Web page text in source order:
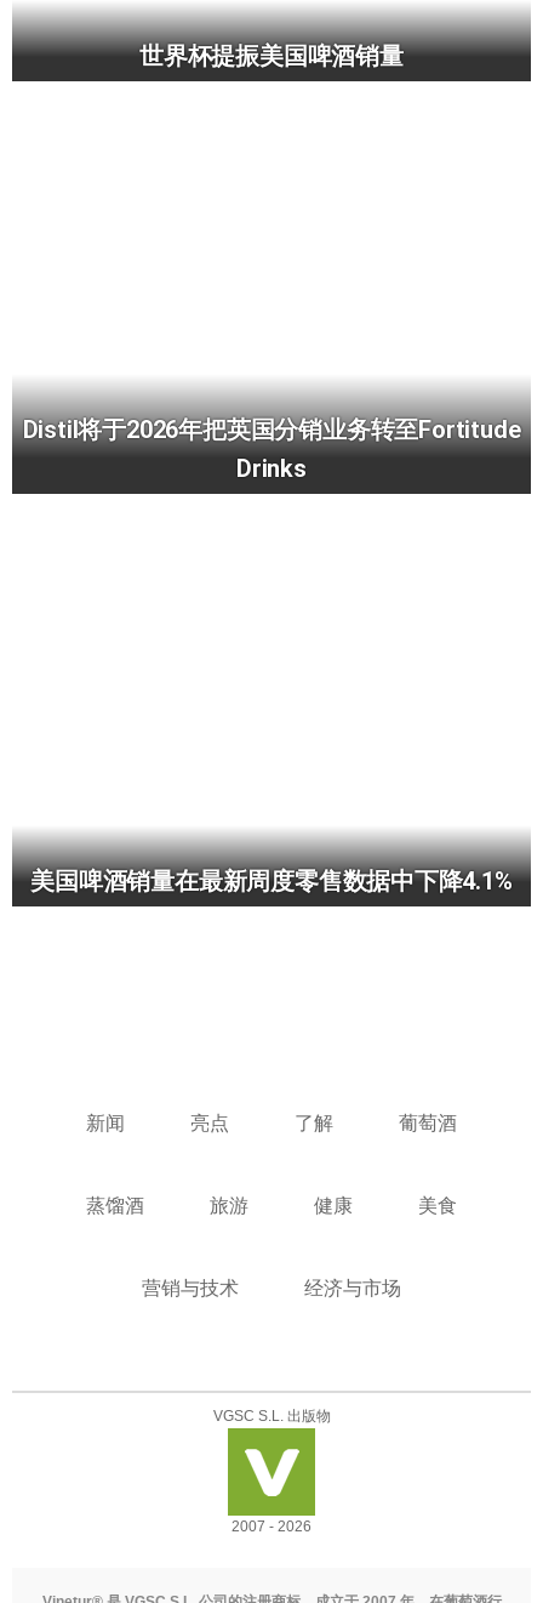
世界杯提振美国啤酒销量
Distil将于2026年把英国分销业务转至Fortitude
Drinks
美国啤酒销量在最新周度零售数据中下降4.1%
新闻 亮点 了解 葡萄酒
蒸馏酒 旅游 健康 美食
营销与技术 经济与市场
VGSC S.L. 出版物
2007 - 2026